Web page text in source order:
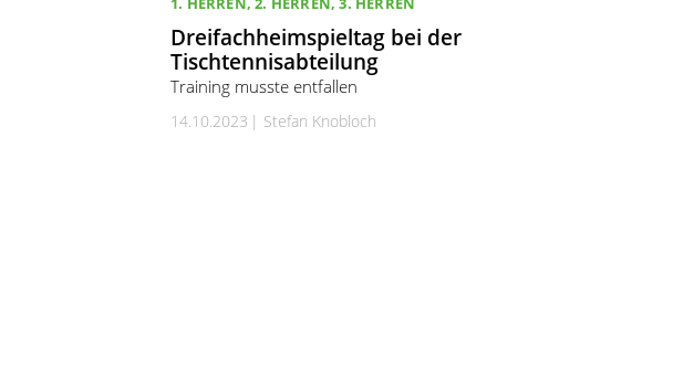
Dreifachheimspieltag bei der
Tischtennisabteilung
Training musste entfallen
14.10.2023 Stefan Knobloch